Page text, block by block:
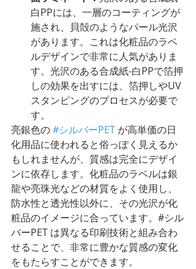
白PPには、一層のコーティングが
施され、貝殻のようなパール光沢
があります。これは化粧品のラベ
ルデザインで非常に人気がありま
す。光沢のある合成紙-白PPで箔押
しの効果を出すには、箔押しやUV
スタンピングのプロセスが必要で
す。
亮銀色の #シルバーPET が高単価の日
化用品に使われると俗っぽく見えるか
もしれませんが、質感は完全にデザイ
ンに依存します。化粧品のラベルは銀
龍や亮珠光などの材質をよく使用し、
防水性と透光性以外に、その光沢が化
粧品のイメージに合っています。#シル
バーPET は異なる印刷技術と組み合わ
せることで、非常に豊かな質感の変化
をもたらすことができます。